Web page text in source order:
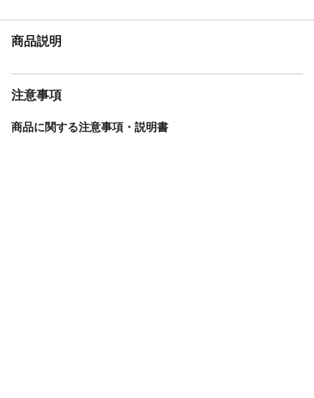
商品説明
注意事項
商品に関する注意事項・説明書